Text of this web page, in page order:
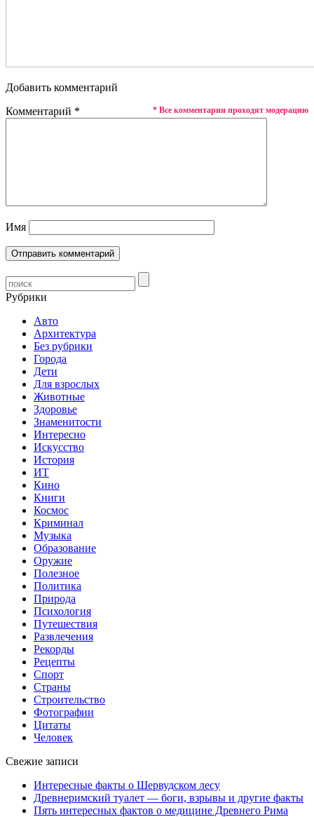
Добавить комментарий
* Все комментарии проходят модерацию
Комментарий *
Имя
Рубрики
Авто
Архитектура
Без рубрики
Города
Дети
Для взрослых
Животные
Здоровье
Знаменитости
Интересно
Искусство
История
ИТ
Кино
Книги
Космос
Криминал
Музыка
Образование
Оружие
Полезное
Политика
Природа
Психология
Путешествия
Развлечения
Рекорды
Рецепты
Спорт
Страны
Строительство
Фотографии
Цитаты
Человек
Свежие записи
Интересные факты о Шервудском лесу
Древнеримский туалет — боги, взрывы и другие факты
Пять интересных фактов о медицине Древнего Рима